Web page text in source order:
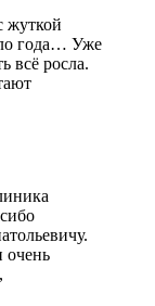
жуткой
года… Уже
всё росла.
очень